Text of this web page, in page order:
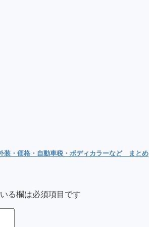
装・価格・自動車税・ボディカラーなど まとめ
る欄は必須項目です